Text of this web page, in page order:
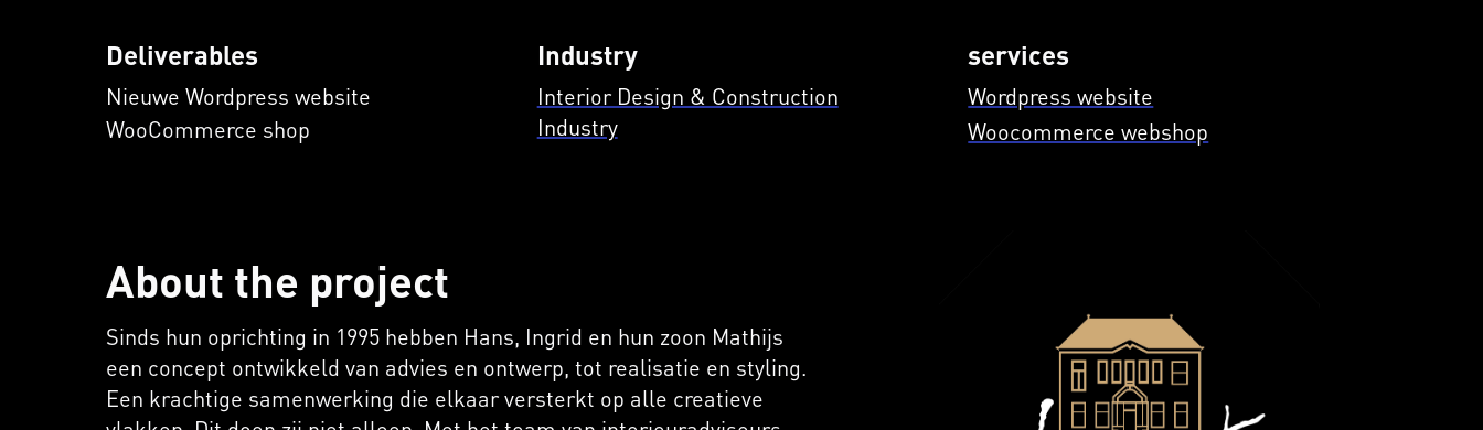
Deliverables
Nieuwe Wordpress website
WooCommerce shop
Industry
Interior Design & Construction
Industry
services
Wordpress website
Woocommerce webshop
About the project
Sinds hun oprichting in 1995 hebben Hans, Ingrid en hun zoon Mathijs
een concept ontwikkeld van advies en ontwerp, tot realisatie en styling.
Een krachtige samenwerking die elkaar versterkt op alle creatieve